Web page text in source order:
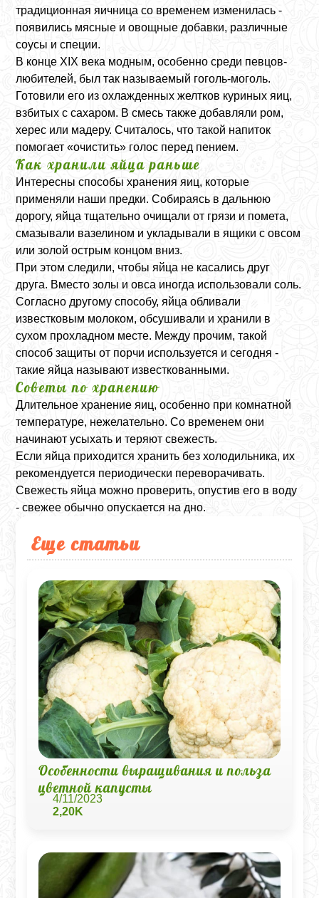
традиционная яичница со временем изменилась -
появились мясные и овощные добавки, различные
соусы и специи.
В конце XIX века модным, особенно среди певцов-
любителей, был так называемый гоголь-моголь.
Готовили его из охлажденных желтков куриных яиц,
взбитых с сахаром. В смесь также добавляли ром,
херес или мадеру. Считалось, что такой напиток
помогает «очистить» голос перед пением.
Как хранили яйца раньше
Интересны способы хранения яиц, которые
применяли наши предки. Собираясь в дальнюю
дорогу, яйца тщательно очищали от грязи и помета,
смазывали вазелином и укладывали в ящики с овсом
или золой острым концом вниз.
При этом следили, чтобы яйца не касались друг
друга. Вместо золы и овса иногда использовали соль.
Согласно другому способу, яйца обливали
известковым молоком, обсушивали и хранили в
сухом прохладном месте. Между прочим, такой
способ защиты от порчи используется и сегодня -
такие яйца называют известкованными.
Советы по хранению
Длительное хранение яиц, особенно при комнатной
температуре, нежелательно. Со временем они
начинают усыхать и теряют свежесть.
Если яйца приходится хранить без холодильника, их
рекомендуется периодически переворачивать.
Свежесть яйца можно проверить, опустив его в воду
- свежее обычно опускается на дно.
Еще статьи
Особенности выращивания и польза
цветной капусты
4/11/2023
2,20K